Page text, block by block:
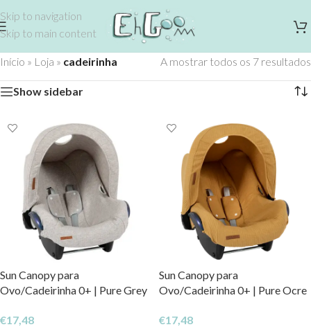
Skip to navigation
Skip to main content
Início » Loja » cadeirinha A mostrar todos os 7 resultados
Show sidebar
Sun Canopy para
Ovo/Cadeirinha 0+ | Pure Grey
€17,48
Sun Canopy para
Ovo/Cadeirinha 0+ | Pure Ocre
€17,48